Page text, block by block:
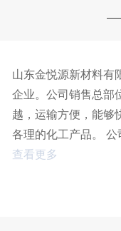
山东金悦源新材料有
企业。公司销售总部
越，运输方便，能够
各理的化工产品。
查看更多